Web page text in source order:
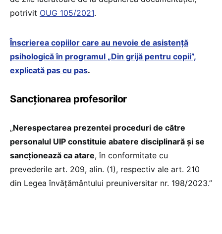
potrivit OUG 105/2021.
Înscrierea copiilor care au nevoie de asistență
psihologică în programul „Din grijă pentru copii”,
explicată pas cu pas.
Sancționarea profesorilor
„Nerespectarea prezentei proceduri de către
personalul UIP constituie abatere disciplinară și se
sancționează ca atare, în conformitate cu
prevederile art. 209, alin. (1), respectiv ale art. 210
din Legea învățământului preuniversitar nr. 198/2023.”